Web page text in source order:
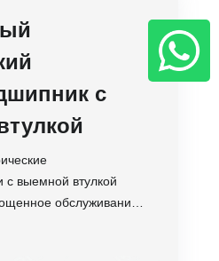
с
с выемной втулкой
обслуживание,